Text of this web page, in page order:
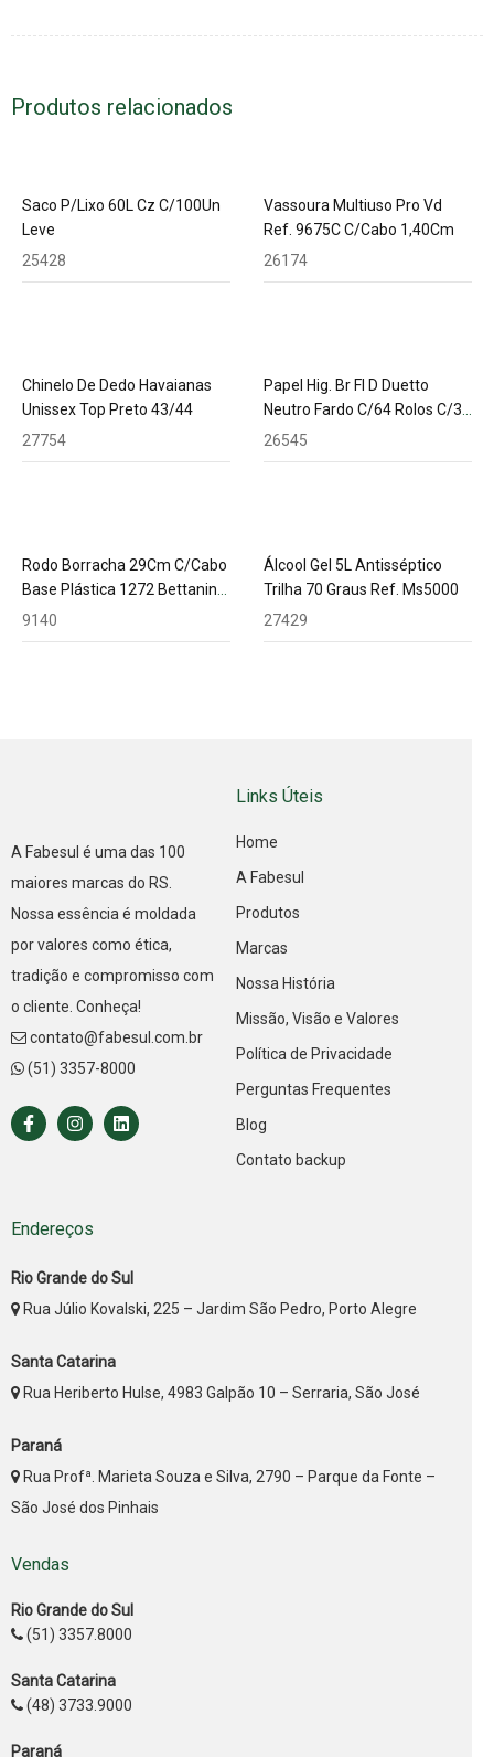
Produtos relacionados
Saco P/Lixo 60L Cz C/100Un
Leve
25428
Vassoura Multiuso Pro Vd
Ref. 9675C C/Cabo 1,40Cm
26174
Chinelo De Dedo Havaianas
Unissex Top Preto 43/44
27754
Papel Hig. Br Fl D Duetto
Neutro Fardo C/64 Rolos C/30
M
26545
Rodo Borracha 29Cm C/Cabo
Base Plástica 1272 Bettanin
127040
9140
Álcool Gel 5L Antisséptico
Trilha 70 Graus Ref. Ms5000
27429
A Fabesul é uma das 100
maiores marcas do RS.
Nossa essência é moldada
por valores como ética,
tradição e compromisso com
o cliente. Conheça!
contato@fabesul.com.br
(51) 3357-8000
Links Úteis
Home
A Fabesul
Produtos
Marcas
Nossa História
Missão, Visão e Valores
Política de Privacidade
Perguntas Frequentes
Blog
Contato backup
Endereços
Rio Grande do Sul
Rua Júlio Kovalski, 225 – Jardim São Pedro, Porto Alegre
Santa Catarina
Rua Heriberto Hulse, 4983 Galpão 10 – Serraria, São José
Paraná
Rua Profª. Marieta Souza e Silva, 2790 – Parque da Fonte –
São José dos Pinhais
Vendas
Rio Grande do Sul
(51) 3357.8000
Santa Catarina
(48) 3733.9000
Paraná